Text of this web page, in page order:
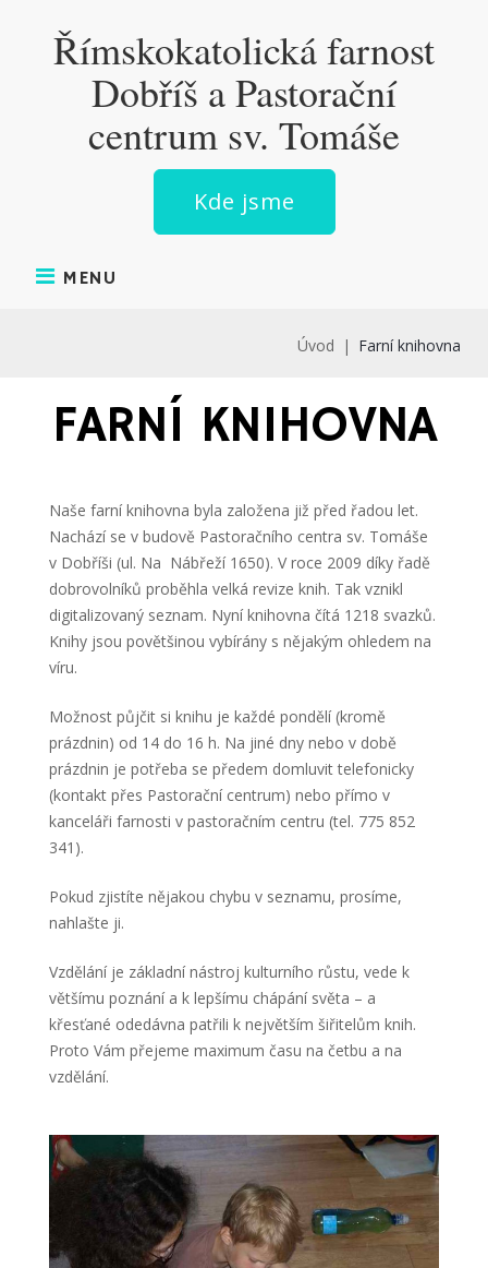
Římskokatolická farnost
Dobříš a Pastorační
centrum sv. Tomáše
Kde jsme
MENU
Úvod | Farní knihovna
FARNÍ KNIHOVNA
Naše farní knihovna byla založena již před řadou let.
Nachází se v budově Pastoračního centra sv. Tomáše
v Dobříši (ul. Na Nábřeží 1650). V roce 2009 díky řadě
dobrovolníků proběhla velká revize knih. Tak vznikl
digitalizovaný seznam. Nyní knihovna čítá 1218 svazků.
Knihy jsou povětšinou vybírány s nějakým ohledem na
víru.
Možnost půjčit si knihu je každé pondělí (kromě
prázdnin) od 14 do 16 h. Na jiné dny nebo v době
prázdnin je potřeba se předem domluvit telefonicky
(kontakt přes Pastorační centrum) nebo přímo v
kanceláři farnosti v pastoračním centru (tel. 775 852
341).
Pokud zjistíte nějakou chybu v seznamu, prosíme,
nahlašte ji.
Vzdělání je základní nástroj kulturního růstu, vede k
většímu poznání a k lepšímu chápání světa – a
křesťané odedávna patřili k největším šiřitelům knih.
Proto Vám přejeme maximum času na četbu a na
vzdělání.